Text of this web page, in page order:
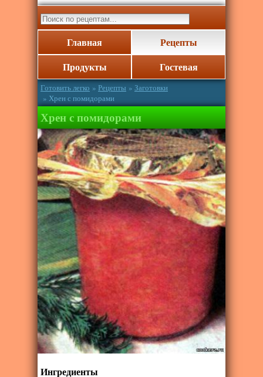
Главная
Рецепты
Продукты
Гостевая
Готовить легко » Рецепты » Заготовки
» Хрен с помидорами
Хрен с помидорами
Ингредиенты